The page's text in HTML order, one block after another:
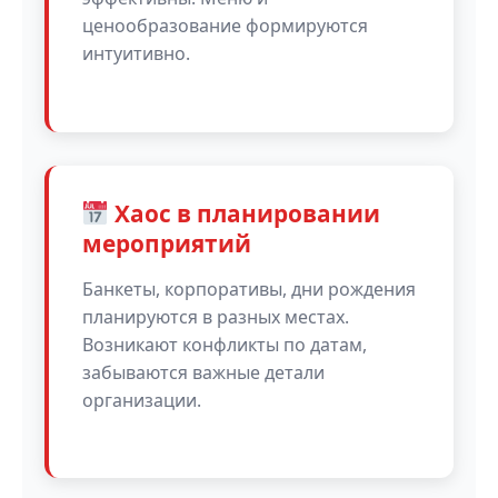
ценообразование формируются
интуитивно.
Хаос в планировании
мероприятий
Банкеты, корпоративы, дни рождения
планируются в разных местах.
Возникают конфликты по датам,
забываются важные детали
организации.